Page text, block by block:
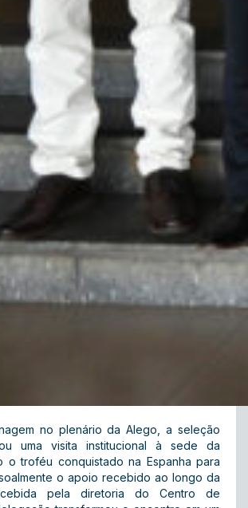
no plenário da Alego, a seleção
uma visita institucional à sede da
o troféu conquistado na Espanha para
o apoio recebido ao longo da
pela diretoria do Centro de